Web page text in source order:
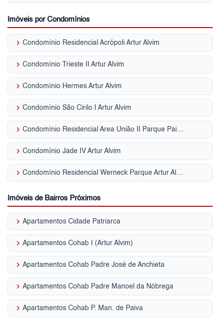
Imóveis por Condomínios
keyboard_arrow_right Condomínio Residencial Acrópoli Artur Alvim
keyboard_arrow_right Condomínio Trieste II Artur Alvim
keyboard_arrow_right Condomínio Hermes Artur Alvim
keyboard_arrow_right Condomínio São Cirilo I Artur Alvim
keyboard_arrow_right Condomínio Residencial Area União II Parque Paineiras
keyboard_arrow_right Condomínio Jade IV Artur Alvim
keyboard_arrow_right Condomínio Residencial Werneck Parque Artur Alvim
Imóveis de Bairros Próximos
keyboard_arrow_right Apartamentos Cidade Patriarca
keyboard_arrow_right Apartamentos Cohab I (Artur Alvim)
keyboard_arrow_right Apartamentos Cohab Padre José de Anchieta
keyboard_arrow_right Apartamentos Cohab Padre Manoel da Nóbrega
keyboard_arrow_right Apartamentos Cohab P. Man. de Paiva